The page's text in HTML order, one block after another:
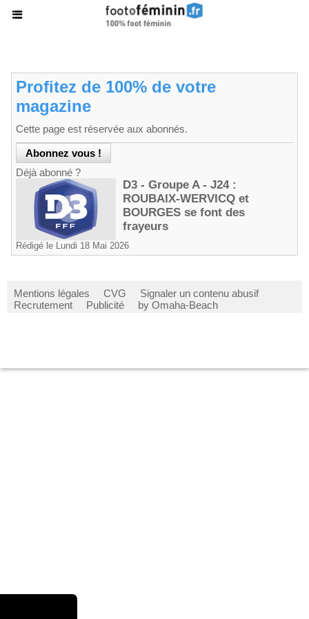
Profitez de 100% de votre
magazine
Cette page est réservée aux abonnés.
Déjà abonné ?
D3 - Groupe A - J24 :
ROUBAIX-WERVICQ et
BOURGES se font des
frayeurs
Rédigé le Lundi 18 Mai 2026
Mentions légales CVG
Signaler un contenu abusif
Recrutement
Publicité by Omaha-Beach